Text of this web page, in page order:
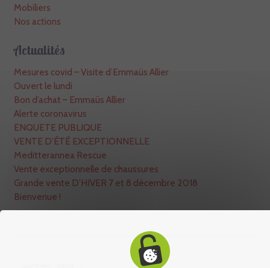
Mobiliers
Nos actions
Actualités
Mesures covid – Visite d’Emmaüs Allier
Ouvert le lundi
Bon d’achat – Emmaüs Allier
Alerte coronavirus
ENQUETE PUBLIQUE
VENTE D’ÉTÉ EXCEPTIONNELLE
Meditterannea Rescue
Vente exceptionnelle de chaussures
Grande vente D’HIVER 7 et 8 décembre 2018
Bienvenue !